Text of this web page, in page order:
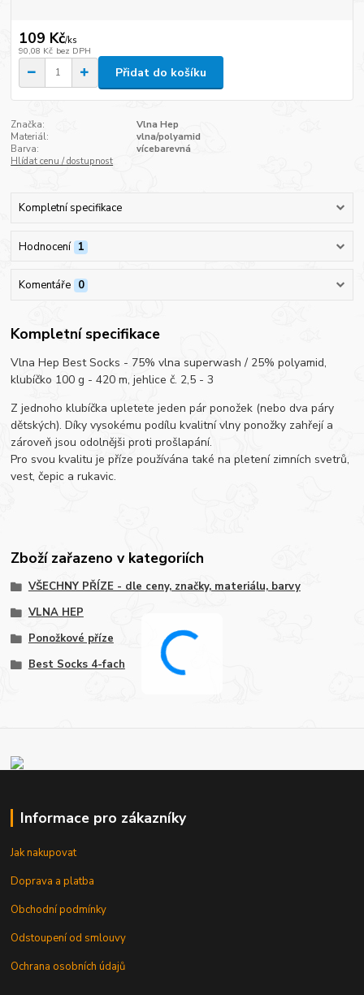
109 Kč/ks
90,08 Kč bez DPH
Přidat do košíku
Značka:
Vlna Hep
Materiál:
vlna/polyamid
Barva:
vícebarevná
Hlídat cenu / dostupnost
Kompletní specifikace
Hodnocení 1
Komentáře 0
Kompletní specifikace
Vlna Hep Best Socks - 75% vlna superwash / 25% polyamid,
klubíčko 100 g - 420 m, jehlice č. 2,5 - 3
Z jednoho klubíčka upletete jeden pár ponožek (nebo dva páry
dětských). Díky vysokému podílu kvalitní vlny ponožky zahřejí a
zároveň jsou odolnějši proti prošlapání.
Pro svou kvalitu je příze používána také na pletení zimních svetrů,
vest, čepic a rukavic.
Zboží zařazeno v kategoriích
VŠECHNY PŘÍZE - dle ceny, značky, materiálu, barvy
VLNA HEP
Ponožkové příze
Best Socks 4-fach
Informace pro zákazníky
Jak nakupovat
Doprava a platba
Obchodní podmínky
Odstoupení od smlouvy
Ochrana osobních údajů